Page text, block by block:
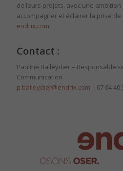
de leurs projets, avec une ambition
accompagner et éclairer la prise de
endrix.com
Contact :
Pauline Balleydier – Responsable
Communication
p.balleydier@endrix.com – 07 64 40